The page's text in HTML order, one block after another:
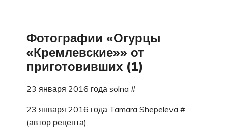
Фотографии «Огурцы
«Кремлевские»» от
приготовивших (1)
23 января 2016 года solna #
23 января 2016 года Tamara Shepeleva #
(автор рецепта)